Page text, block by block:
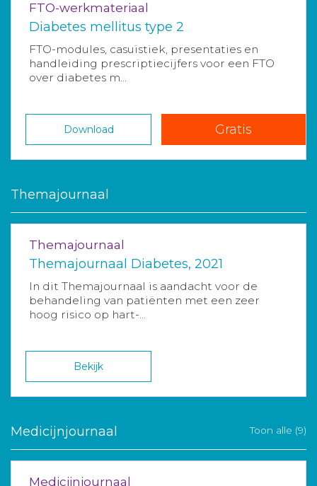
FTO-werkmateriaal
Diabetes mellitus type 2
FTO-modules, casuïstiek, presentaties en
handleiding prescriptiecijfers voor een FTO
over diabetes m...
Download Gratis
Themajournaal
Themajournaal
Themajournaal Diabetes, 2021
In dit Themajournaal is aandacht voor de
behandeling van patiënten met een zeer
hoog risico op hart-...
Bekijk
Medicijnjournaal Toon alle (9)
Medicijnjournaal